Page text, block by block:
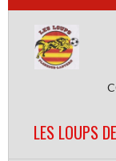
LES LOUPS